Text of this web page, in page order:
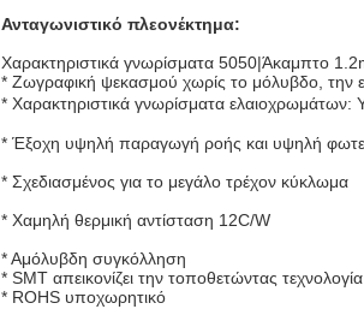
Ανταγωνιστικό πλεονέκτημα:
Χαρακτηριστικά γνωρίσματα 5050|Άκαμπτο
* Ζωγραφική ψεκασμού χωρίς το μόλυβδο, την
* Χαρακτηριστικά γνωρίσματα
* Έξοχη υψηλή παραγωγή ροής και υψηλή
* Σχεδιασμένος για το μεγάλο τρέχον κύκλωμα
* Χαμηλή θερμική αντίσταση 12C/W
* Αμόλυβδη συγκόλληση
* SMT απεικονίζει την τοποθετώντας τεχνολογία
* ROHS υποχωρητικό